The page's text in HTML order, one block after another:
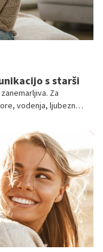
s starši
Za
vodenja, ljubezni,
prav z njimi.